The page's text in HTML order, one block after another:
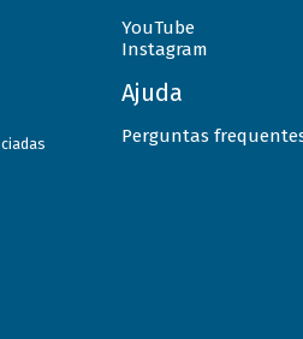
YouTube
Instagram
Ajuda
Perguntas